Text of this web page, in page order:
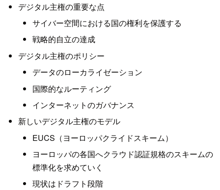
デジタル主権の重要な点
サイバー空間における国の権利を保護する
戦略的自立の達成
デジタル主権のポリシー
データのローカライゼーション
国際的なルーティング
インターネットのガバナンス
新しいデジタル主権のモデル
EUCS（ヨーロッパクライドスキーム）
ヨーロッパの各国へクラウド認証規格のスキームの
標準化を求めていく
現状はドラフト段階